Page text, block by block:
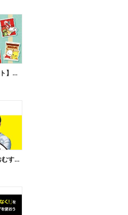
【サンリオ×メーカーマスコット】オリジナルグッズ貰える!
【おトク】大谷選手ファミマおむすび割